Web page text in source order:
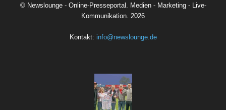
© Newslounge - Online-Presseportal. Medien - Marketing - Live-
Kommunikation. 2026
Kontakt: info@newslounge.de